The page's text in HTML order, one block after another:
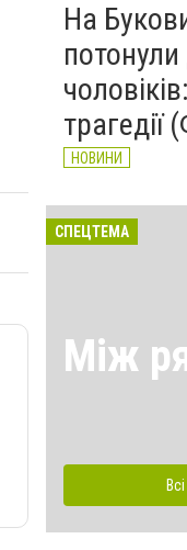
На
НОВИНИ
СПЕЦТЕМА
Між